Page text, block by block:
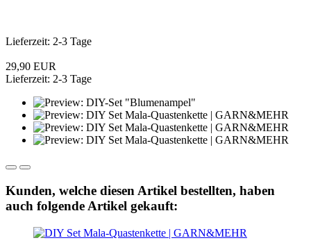
Lieferzeit: 2-3 Tage
29,90 EUR
Lieferzeit: 2-3 Tage
Kunden, welche diesen Artikel bestellten, haben
auch folgende Artikel gekauft: